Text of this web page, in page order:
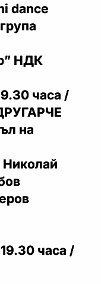
dance
НДК
часа /
на
Николай
часа /